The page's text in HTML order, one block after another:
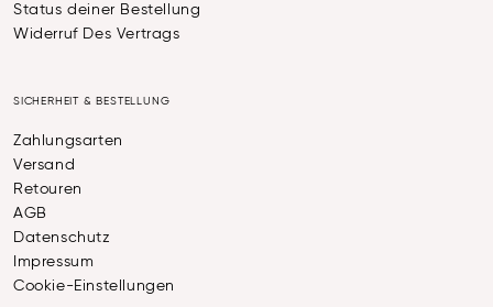
Status deiner Bestellung
Widerruf Des Vertrags
SICHERHEIT & BESTELLUNG
Zahlungsarten
Versand
Retouren
AGB
Datenschutz
Impressum
Cookie-Einstellungen